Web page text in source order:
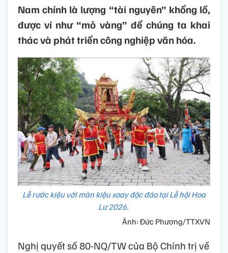
Nam chính là lượng “tài nguyên” khổng lồ,
được ví như “mỏ vàng” để chúng ta khai
thác và phát triển công nghiệp văn hóa.
Lễ rước kiệu với màn kiệu xoay độc đáo tại Lễ hội Hoa
Lư 2026.
Ảnh: Đức Phương/TTXVN
Nghị quyết số 80-NQ/TW của Bộ Chính trị về